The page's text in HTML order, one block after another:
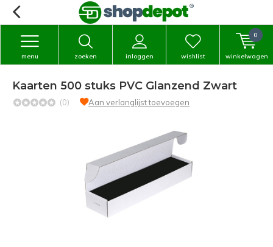
zoeken inloggen
menu wishlist winkelwagen
0
Kaarten 500 stuks PVC Glanzend Zwart
(0) Aan verlanglijst toevoegen